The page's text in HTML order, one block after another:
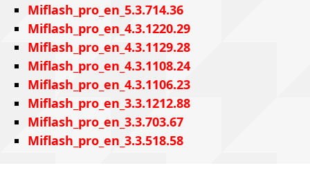
Miflash_pro_en_5.3.714.36
Miflash_pro_en_4.3.1220.29
Miflash_pro_en_4.3.1129.28
Miflash_pro_en_4.3.1108.24
Miflash_pro_en_4.3.1106.23
Miflash_pro_en_3.3.1212.88
Miflash_pro_en_3.3.703.67
Miflash_pro_en_3.3.518.58